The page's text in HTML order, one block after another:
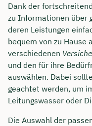
Dank der
zu Informationen über
deren Leistungen
bequem von zu Hause
verschiedenen
und den für ihre
auswählen. Dabei
geachtet werden, um
Leitungswasser oder
Die Auswahl der